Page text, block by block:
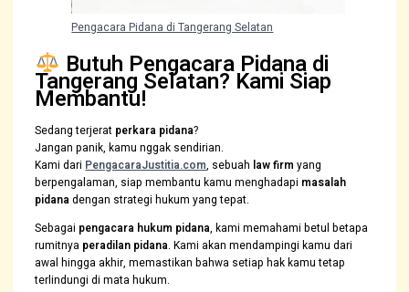
Pengacara Pidana di Tangerang Selatan
Butuh Pengacara Pidana di
Tangerang Selatan? Kami Siap
Membantu!
Sedang terjerat perkara pidana?
Jangan panik, kamu nggak sendirian.
Kami dari PengacaraJustitia.com, sebuah law firm yang
berpengalaman, siap membantu kamu menghadapi masalah
pidanadengan strategi hukum yang tepat.
Sebagai pengacara hukum pidana, kami memahami betul betapa
rumitnya peradilan pidana. Kami akan mendampingi kamu dari
awal hingga akhir, memastikan bahwa setiap hak kamu tetap
terlindungi di mata hukum.